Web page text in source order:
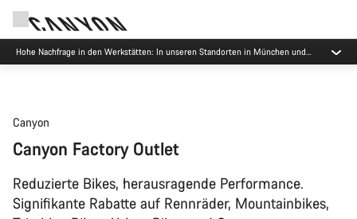
Jetzt geöffnet: E-Performance Center Koblenz
Canyon
Canyon Factory Outlet
Reduzierte Bikes, herausragende Performance.
Signifikante Rabatte auf Rennräder, Mountainbikes,